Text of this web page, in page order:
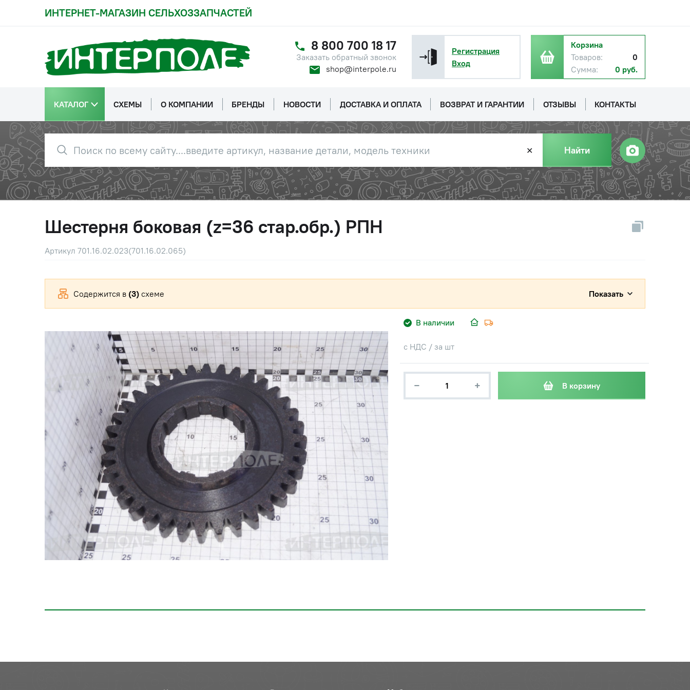
ИНТЕРНЕТ-МАГАЗИН СЕЛЬХОЗЗАПЧАСТЕЙ
8 800 700 18 17
Заказать обратный звонок
shop@interpole.ru
Регистрация
Вход
Корзина
Товаров:
0
Сумма:
0 руб.
КАТАЛОГ СХЕМЫ О КОМПАНИИ БРЕНДЫ НОВОСТИ ДОСТАВКА И ОПЛАТА ВОЗВРАТ И ГАРАНТИИ ОТЗЫВЫ КОНТАКТЫ
✕ Найти
Шестерня боковая (z=36 стар.обр.) РПН
Артикул 701.16.02.023(701.16.02.065)
В наличии
с НДС / за шт
− + В корзину
Содержится в (3) схеме Показать